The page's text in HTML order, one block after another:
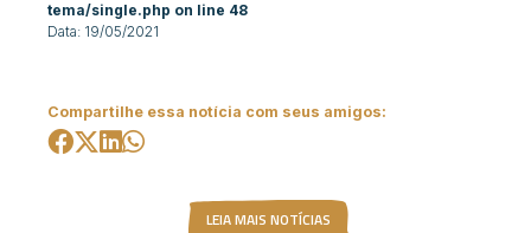
tema/single.php on line 48
Data: 19/05/2021
Compartilhe essa notícia com seus amigos:
LEIA MAIS NOTÍCIAS